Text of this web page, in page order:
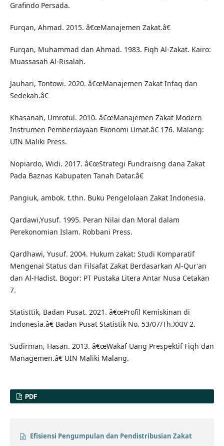
Grafindo Persada.
Furqan, Ahmad. 2015. â€œManajemen Zakat.â€
Furqan, Muhammad dan Ahmad. 1983. Fiqh Al-Zakat. Kairo:
Muassasah Al-Risalah.
Jauhari, Tontowi. 2020. â€œManajemen Zakat Infaq dan
Sedekah.â€
Khasanah, Umrotul. 2010. â€œManajemen Zakat Modern
Instrumen Pemberdayaan Ekonomi Umat.â€ 176. Malang:
UIN Maliki Press.
Nopiardo, Widi. 2017. â€œStrategi Fundraisng dana Zakat
Pada Baznas Kabupaten Tanah Datar.â€
Pangiuk, ambok. t.thn. Buku Pengelolaan Zakat Indonesia.
Qardawi,Yusuf. 1995. Peran Nilai dan Moral dalam
Perekonomian Islam. Robbani Press.
Qardhawi, Yusuf. 2004. Hukum zakat: Studi Komparatif
Mengenai Status dan Filsafat Zakat Berdasarkan Al-Qur'an
dan Al-Hadist. Bogor: PT Pustaka Litera Antar Nusa Cetakan
7.
Statisttik, Badan Pusat. 2021. â€œProfil Kemiskinan di
Indonesia.â€ Badan Pusat Statistik No. 53/07/Th.XXIV 2.
Sudirman, Hasan. 2013. â€œWakaf Uang Prespektif Fiqh dan
Managemen.â€ UIN Maliki Malang.
PDF
Efisiensi Pengumpulan dan Pendistribusian Zakat